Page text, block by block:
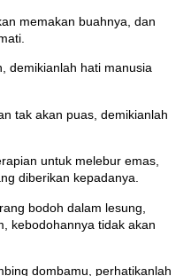
memakan buahnya, dan
demikianlah hati manusia
tak akan puas, demikianlah
untuk melebur emas,
diberikan kepadanya.
bodoh dalam lesung,
kebodohannya tidak akan
dombamu, perhatikanlah